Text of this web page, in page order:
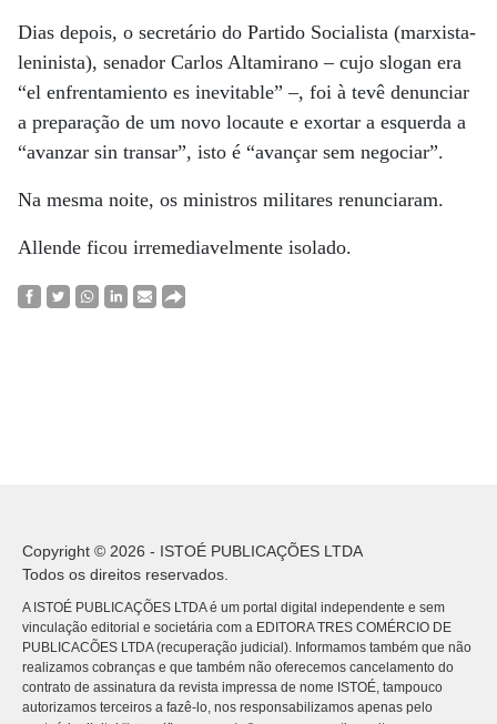
Dias depois, o secretário do Partido Socialista (marxista-
leninista), senador Carlos Altamirano – cujo slogan era
“el enfrentamiento es inevitable” –, foi à tevê denunciar
a preparação de um novo locaute e exortar a esquerda a
“avanzar sin transar”, isto é “avançar sem negociar”.
Na mesma noite, os ministros militares renunciaram.
Allende ficou irremediavelmente isolado.
Copyright © 2026 - ISTOÉ PUBLICAÇÕES LTDA
Todos os direitos reservados.
A ISTOÉ PUBLICAÇÕES LTDA é um portal digital independente e sem
vinculação editorial e societária com a EDITORA TRES COMÉRCIO DE
PUBLICACÕES LTDA (recuperação judicial). Informamos também que não
realizamos cobranças e que também não oferecemos cancelamento do
contrato de assinatura da revista impressa de nome ISTOÉ, tampouco
autorizamos terceiros a fazê-lo, nos responsabilizamos apenas pelo